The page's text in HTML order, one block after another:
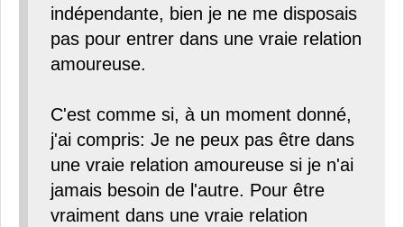
indépendante, bien je ne me disposais
pas pour entrer dans une vraie relation
amoureuse.
C'est comme si, à un moment donné,
j'ai compris: Je ne peux pas être dans
une vraie relation amoureuse si je n'ai
jamais besoin de l'autre. Pour être
vraiment dans une vraie relation